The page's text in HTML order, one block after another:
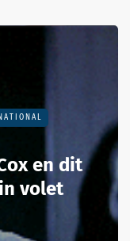
en dit
volet